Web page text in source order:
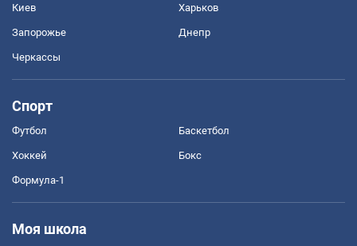
Киев Харьков
Запорожье Днепр
Черкассы
Спорт
Футбол Баскетбол
Хоккей Бокс
Формула-1
Моя школа